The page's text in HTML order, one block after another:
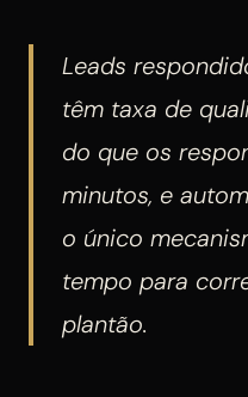
Leads
têm taxa de
do que os
minutos, e
o único
tempo para
plantão.